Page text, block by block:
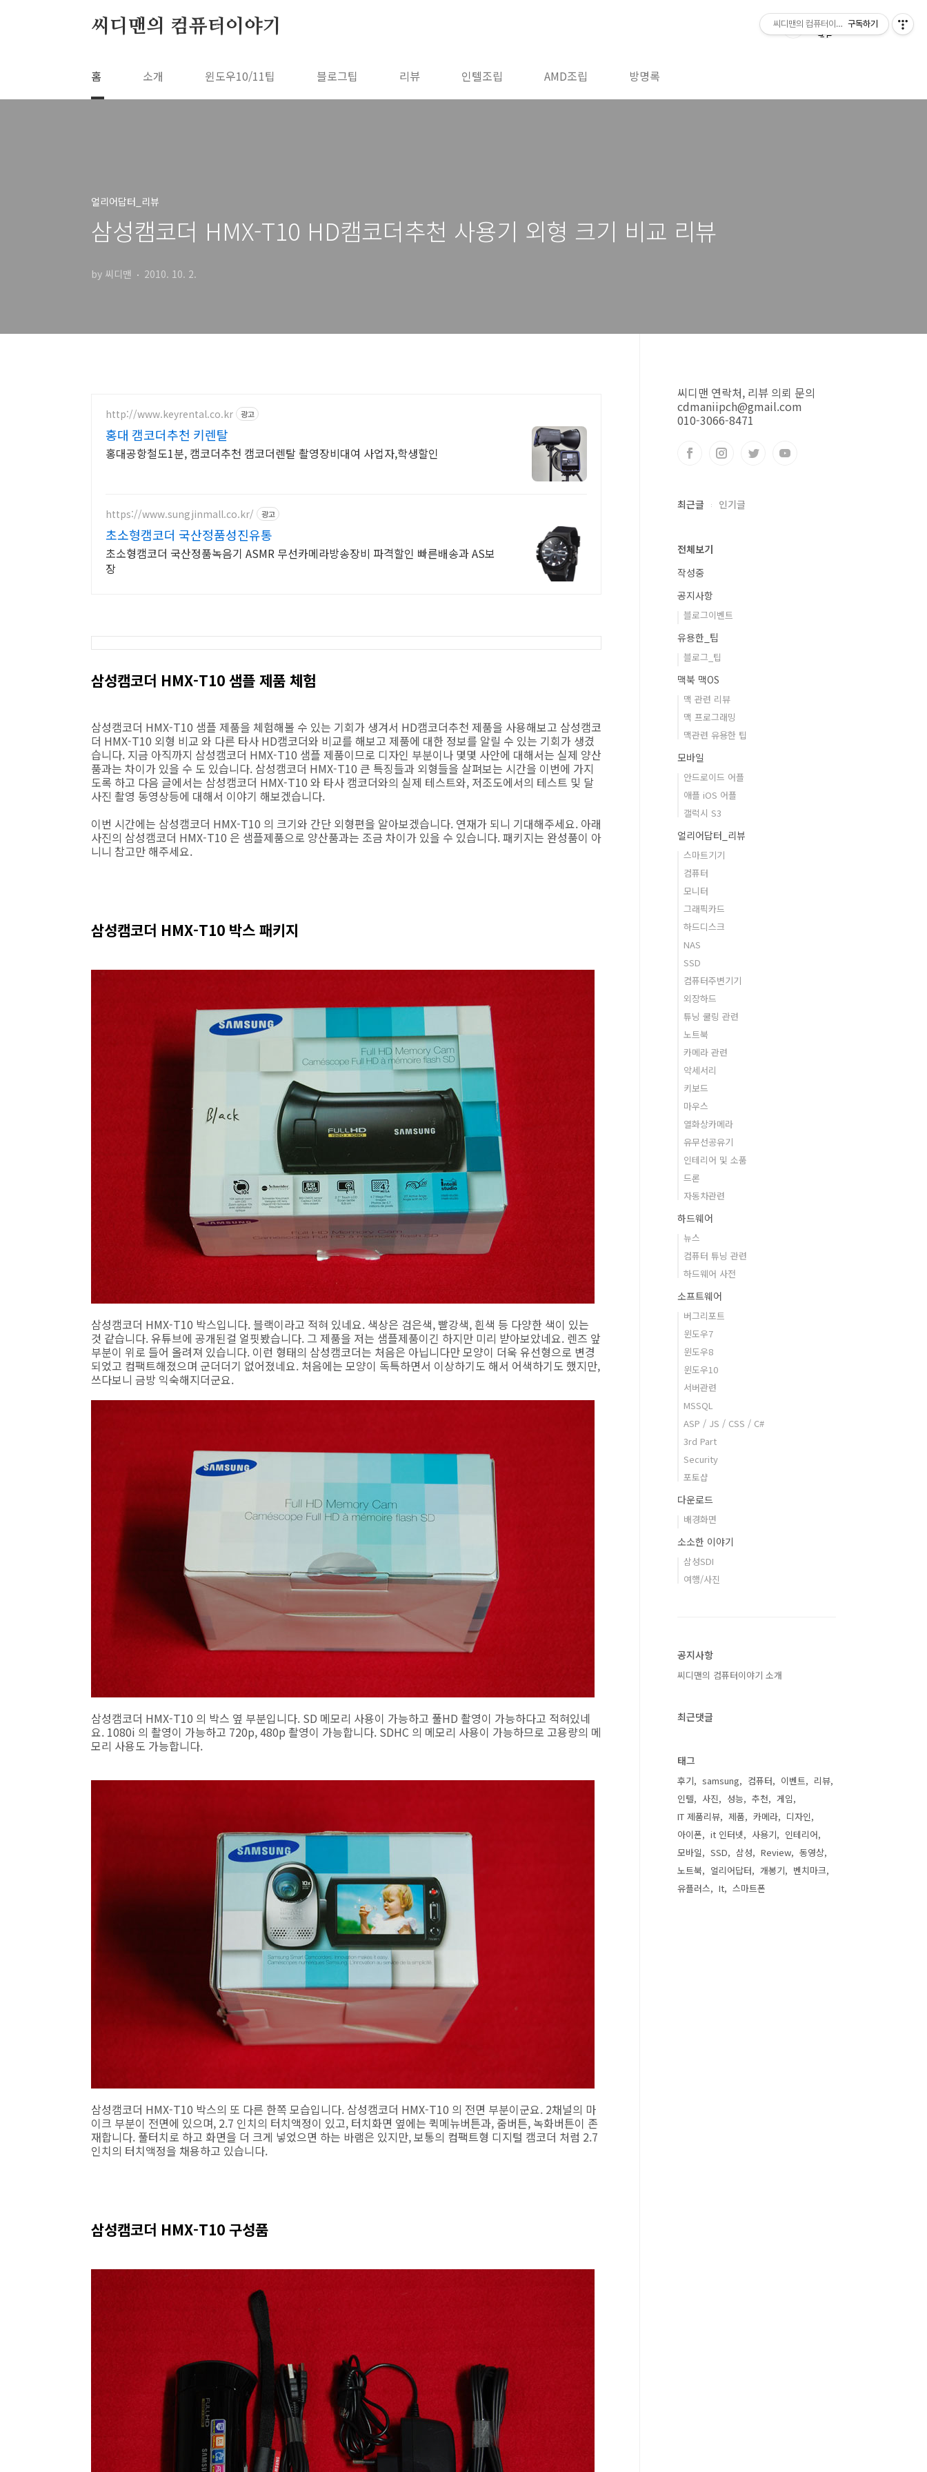
씨디맨의 컴퓨터이야기
홈 소개 윈도우10/11팁 블로그팁 리뷰 인텔조립 AMD조립 방명록
얼리어답터_리뷰
삼성캠코더 HMX-T10 HD캠코더추천 사용기 외형 크기 비교 리뷰
by 씨디맨 2010. 10. 2.
http://www.keyrental.co.kr 광고
홍대 캠코더추천 키렌탈
홍대공항철도1분, 캠코더추천 캠코더렌탈 촬영장비대여 사업자,학생할인
https://www.sungjinmall.co.kr/ 광고
초소형캠코더 국산정품성진유통
초소형캠코더 국산정품녹음기 ASMR 무선카메라방송장비 파격할인 빠른배송과 AS보
장
삼성캠코더 HMX-T10 샘플 제품 체험
삼성캠코더 HMX-T10 샘플 제품을 체험해볼 수 있는 기회가 생겨서 HD캠코더추천 제품을 사용해보고 삼성캠코
더 HMX-T10 외형 비교 와 다른 타사 HD캠코더와 비교를 해보고 제품에 대한 정보를 알릴 수 있는 기회가 생겼
습니다. 지금 아직까지 삼성캠코더 HMX-T10 샘플 제품이므로 디자인 부분이나 몇몇 사안에 대해서는 실제 양산
품과는 차이가 있을 수 도 있습니다. 삼성캠코더 HMX-T10 큰 특징들과 외형들을 살펴보는 시간을 이번에 가지
도록 하고 다음 글에서는 삼성캠코더 HMX-T10 와 타사 캠코더와의 실제 테스트와, 저조도에서의 테스트 및 달
사진 촬영 동영상등에 대해서 이야기 해보겠습니다.
이번 시간에는 삼성캠코더 HMX-T10 의 크기와 간단 외형편을 알아보겠습니다. 연재가 되니 기대해주세요. 아래
사진의 삼성캠코더 HMX-T10 은 샘플제품으로 양산품과는 조금 차이가 있을 수 있습니다. 패키지는 완성품이 아
니니 참고만 해주세요.
삼성캠코더 HMX-T10 박스 패키지
삼성캠코더 HMX-T10 박스입니다. 블랙이라고 적혀 있네요. 색상은 검은색, 빨강색, 흰색 등 다양한 색이 있는
것 같습니다. 유튜브에 공개된걸 얼핏봤습니다. 그 제품을 저는 샘플제품이긴 하지만 미리 받아보았네요. 렌즈 앞
부분이 위로 들어 올려져 있습니다. 이런 형태의 삼성캠코더는 처음은 아닙니다만 모양이 더욱 유선형으로 변경
되었고 컴팩트해졌으며 군더더기 없어졌네요. 처음에는 모양이 독특하면서 이상하기도 해서 어색하기도 했지만,
쓰다보니 금방 익숙해지더군요.
삼성캠코더 HMX-T10 의 박스 옆 부분입니다. SD 메모리 사용이 가능하고 풀HD 촬영이 가능하다고 적혀있네
요. 1080i 의 촬영이 가능하고 720p, 480p 촬영이 가능합니다. SDHC 의 메모리 사용이 가능하므로 고용량의 메
모리 사용도 가능합니다.
삼성캠코더 HMX-T10 박스의 또 다른 한쪽 모습입니다. 삼성캠코더 HMX-T10 의 전면 부분이군요. 2채널의 마
이크 부분이 전면에 있으며, 2.7 인치의 터치액정이 있고, 터치화면 옆에는 퀵메뉴버튼과, 줌버튼, 녹화버튼이 존
재합니다. 풀터치로 하고 화면을 더 크게 넣었으면 하는 바램은 있지만, 보통의 컴팩트형 디지털 캠코더 처럼 2.7
인치의 터치액정을 채용하고 있습니다.
삼성캠코더 HMX-T10 구성품
씨디맨 연락처, 리뷰 의뢰 문의
cdmaniipch@gmail.com
010-3066-8471
최근글 인기글
전체보기
작성중
공지사항
블로그이벤트
유용한_팁
블로그_팁
맥북 맥OS
맥 관련 리뷰
맥 프로그래밍
맥관련 유용한 팁
모바일
안드로이드 어플
애플 iOS 어플
갤럭시 S3
얼리어답터_리뷰
스마트기기
컴퓨터
모니터
그래픽카드
하드디스크
NAS
SSD
컴퓨터주변기기
외장하드
튜닝 쿨링 관련
노트북
카메라 관련
악세서리
키보드
마우스
열화상카메라
유무선공유기
인테리어 및 소품
드론
자동차관련
하드웨어
뉴스
컴퓨터 튜닝 관련
하드웨어 사전
소프트웨어
버그리포트
윈도우7
윈도우8
윈도우10
서버관련
MSSQL
ASP / JS / CSS / C#
3rd Part
Security
포토샵
다운로드
배경화면
소소한 이야기
삼성SDI
여행/사진
공지사항
씨디맨의 컴퓨터이야기 소개
최근댓글
태그
후기 samsung 컴퓨터 이벤트
리뷰
인텔
사진 성능 추천
게임
IT 제품리뷰
제품 카메라
디자인
아이폰
it 인터넷 사용기
인테리어
모바일
SSD 삼성 Review
동영상
노트북
얼리어답터 개봉기
벤치마크
유플러스
It 스마트폰
씨디맨의 컴퓨터이야기구독하기